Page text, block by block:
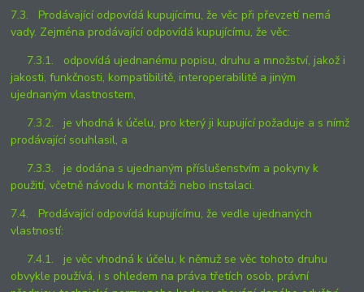
7.3. Prodávající odpovídá kupujícímu, že věc při převzetí nemá
vady. Zejména prodávající odpovídá kupujícímu, že věc:
7.3.1. odpovídá ujednanému popisu, druhu a množství, jakož i
jakosti, funkčnosti, kompatibilitě, interoperabilitě a jiným
ujednaným vlastnostem,
7.3.2. je vhodná k účelu, pro který ji kupující požaduje a s nímž
prodávající souhlasil, a
7.3.3. je dodána s ujednaným příslušenstvím a pokyny k
použití, včetně návodu k montáži nebo instalaci.
7.4. Prodávající odpovídá kupujícímu, že vedle ujednaných
vlastností:
7.4.1. je věc vhodná k účelu, k němuž se věc tohoto druhu
obvykle používá, i s ohledem na práva třetích osob, právní